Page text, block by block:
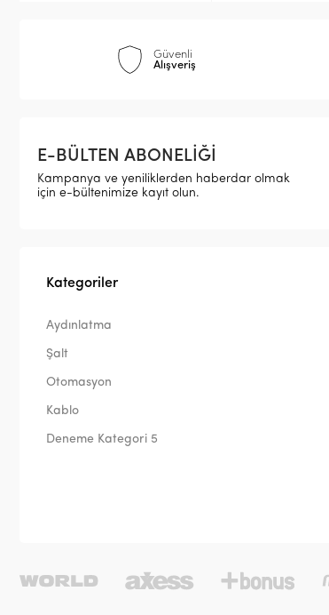
Güvenli
Alışveriş
E-BÜLTEN ABONELİĞİ
Kampanya ve yeniliklerden haberdar olmak
için e-bültenimize kayıt olun.
Kategoriler
Aydınlatma
Şalt
Otomasyon
Kablo
Deneme Kategori 5